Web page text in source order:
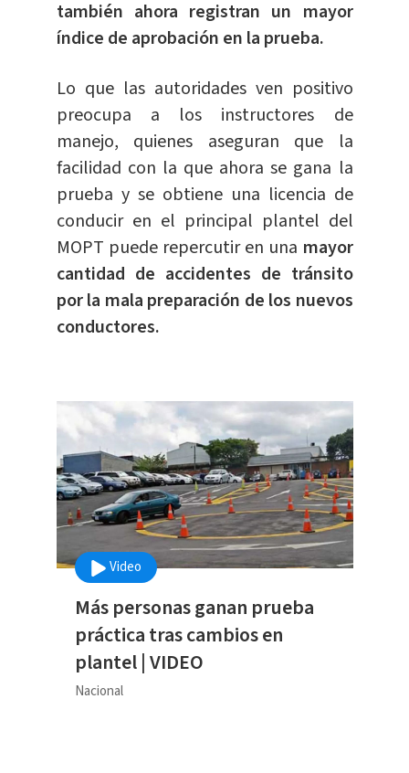
también ahora registran un mayor
índice de aprobación en la prueba.
Lo que las autoridades ven positivo
preocupa a los instructores de
manejo, quienes aseguran que la
facilidad con la que ahora se gana la
prueba y se obtiene una licencia de
conducir en el principal plantel del
MOPT puede repercutir en una mayor
cantidad de accidentes de tránsito
por la mala preparación de los nuevos
conductores.
Video
Más personas ganan prueba
práctica tras cambios en
plantel | VIDEO
Nacional